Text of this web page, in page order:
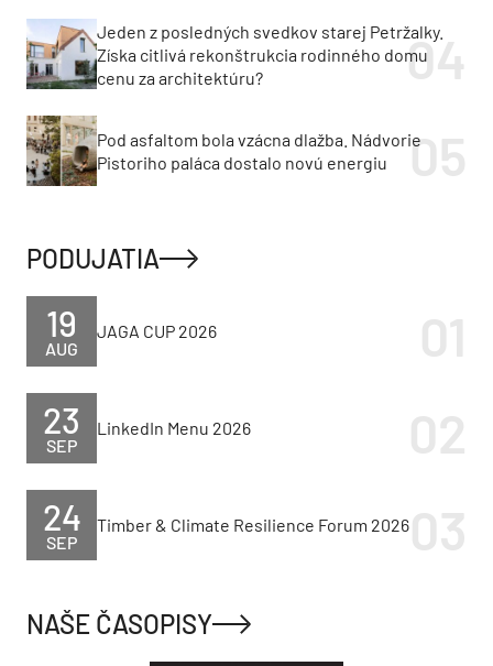
Jeden z posledných svedkov starej Petržalky.
Získa citlivá rekonštrukcia rodinného domu
cenu za architektúru?
Pod asfaltom bola vzácna dlažba. Nádvorie
Pistoriho paláca dostalo novú energiu
PODUJATIA
AUG
19 JAGA CUP 2026
SEP
23 LinkedIn Menu 2026
SEP
24 Timber & Climate Resilience Forum 2026
NAŠE ČASOPISY